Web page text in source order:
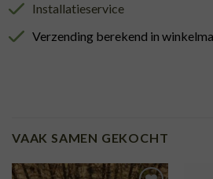
Installatieservice
Verzending berekend in
VAAK SAMEN GEKOCHT